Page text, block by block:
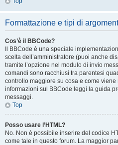
Formattazione e tipi di
Cos’è il BBCode?
Il BBCode è una speciale
scelta dell’amministratore (puoi anche
tramite l’opzione nel modulo di invio
comandi sono racchiusi tra parentesi
controllo maggiore su cosa e come
informazioni sul BBCode leggi la guida
messaggi.
Top
Posso usare l’HTML?
No. Non è possibile inserire del codice
come tale in questo forum. La maggior